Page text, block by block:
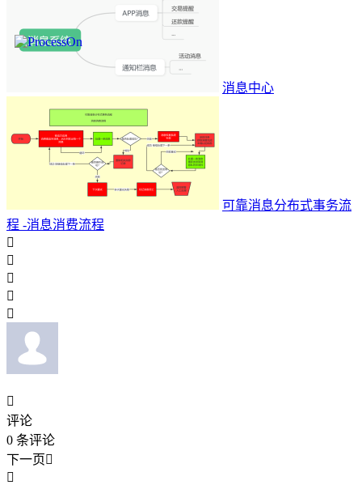
消息中心
可靠消息分布式事务流
程 -消息消费流程






评论
0 条评论
下一页
